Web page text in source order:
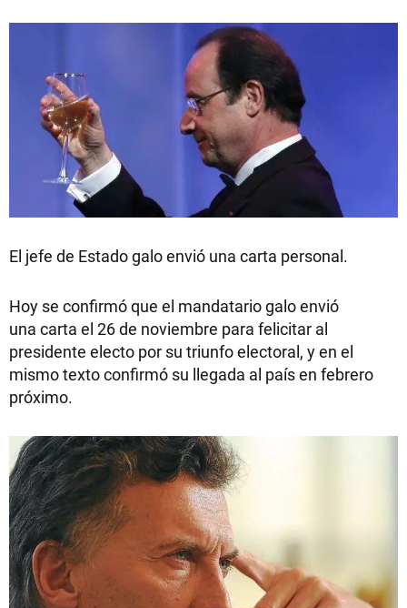
El jefe de Estado galo envió una carta personal.
Hoy se confirmó que el mandatario galo envió
una carta el 26 de noviembre para felicitar al
presidente electo por su triunfo electoral, y en el
mismo texto confirmó su llegada al país en febrero
próximo.